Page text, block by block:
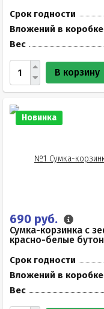
Срок годности
Вложений в коробке
Вес
В корзину
Новинка
690 руб.
Сумка-корзинка с
красно-белые
Срок годности
Вложений в коробке
Вес